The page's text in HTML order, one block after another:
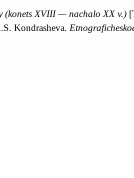
(konets XVIII — nachalo XX v.)
Kondrasheva.